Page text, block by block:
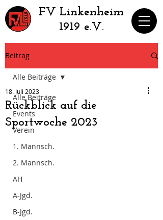
​FV Linkenheim
1919 e.V.
Beitrag
Alle Beiträge
Events
Verein
1. Mannsch.
2. Mannsch.
AH
A-Jgd.
B-Jgd.
Alle Beiträge
Rückblick auf die
Sportwoche 2023
18. Juli 2023